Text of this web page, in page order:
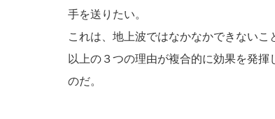
手を送りたい。
これは、地上波ではなかなかできないこ
以上の３つの理由が複合的に効果を発
のだ。